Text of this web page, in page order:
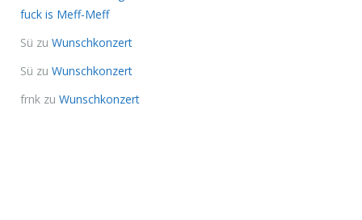
fuck is Meff-Meff
Sü zu Wunschkonzert
Sü zu Wunschkonzert
frnk zu Wunschkonzert